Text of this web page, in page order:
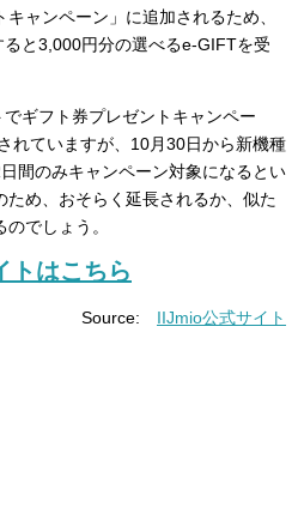
ャンペーン」に追加されるため、
と3,000円分の選べるe-GIFTを受
でギフト券プレゼントキャンペー
れていますが、10月30日から新機種
間のみキャンペーン対象になるとい
ため、おそらく延長されるか、似た
でしょう。
トはこちら
Source: IIJmio公式サイト